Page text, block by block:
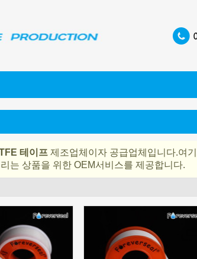
테이프 제조업체이자 공급업체입니다.여
는 상품을 위한 OEM서비스를 제공합니다.